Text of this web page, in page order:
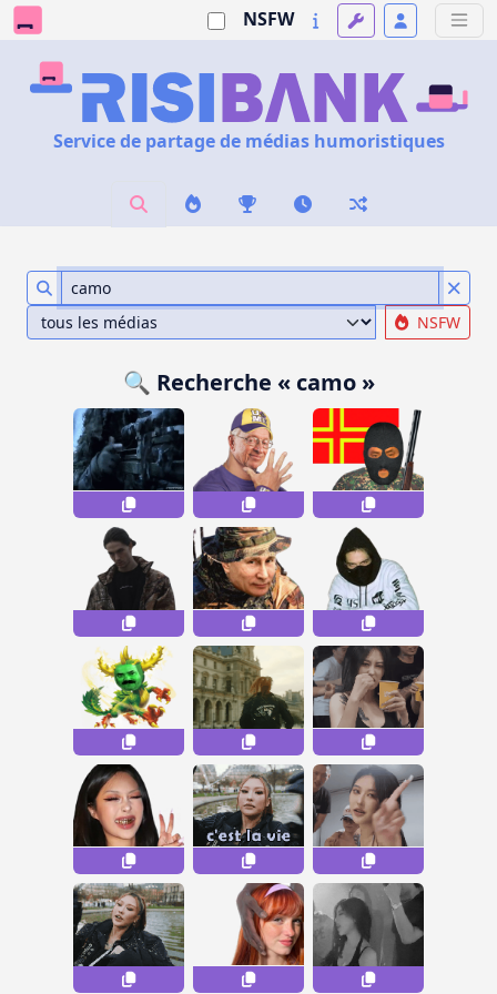
NSFW
Service de partage de médias humoristiques
NSFW
🔍 Recherche « camo »